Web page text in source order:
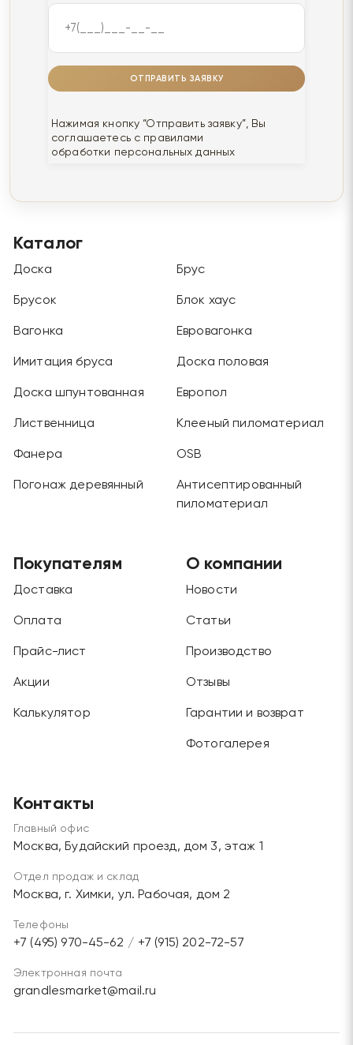
ОТПРАВИТЬ ЗАЯВКУ
Нажимая кнопку “Отправить заявку”, Вы
соглашаетесь с правилами
обработки персональных данных
Каталог
Доска Брус
Брусок Блок хаус
Вагонка Евровагонка
Имитация бруса Доска половая
Доска шпунтованная Европол
Лиственница Клееный пиломатериал
Фанера OSB
Погонаж деревянный
Антисептированный
пиломатериал
Покупателям
Доставка
Оплата
Прайс-лист
Акции
Калькулятор
О компании
Новости
Статьи
Производство
Отзывы
Гарантии и возврат
Фотогалерея
Контакты
Главный офис
Москва, Будайский проезд, дом 3, этаж 1
Отдел продаж и склад
Москва, г. Химки, ул. Рабочая, дом 2
Телефоны
+7 (495) 970-45-62 / +7 (915) 202-72-57
Электронная почта
grandlesmarket@mail.ru